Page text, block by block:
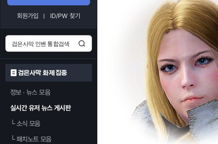
회원가입 ID/PW 찾기
검은사막 화제 집중
정보 · 뉴스 모음
실시간 유저 뉴스 게시판
└소식 모음
└패치노트 모음